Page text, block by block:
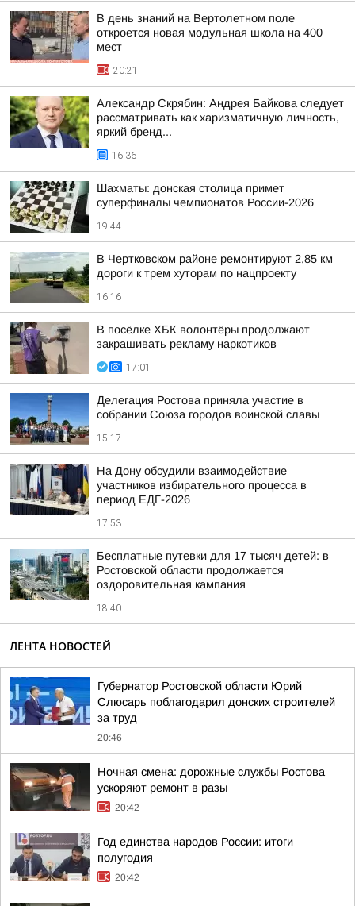
В день знаний на Вертолетном поле
откроется новая модульная школа на 400
мест
20:21
Александр Скрябин: Андрея Байкова следует
рассматривать как харизматичную личность,
яркий бренд...
16:36
Шахматы: донская столица примет
суперфиналы чемпионатов России-2026
19:44
В Чертковском районе ремонтируют 2,85 км
дороги к трем хуторам по нацпроекту
16:16
В посёлке ХБК волонтёры продолжают
закрашивать рекламу наркотиков
17:01
Делегация Ростова приняла участие в
собрании Союза городов воинской славы
15:17
На Дону обсудили взаимодействие
участников избирательного процесса в
период ЕДГ-2026
17:53
Бесплатные путевки для 17 тысяч детей: в
Ростовской области продолжается
оздоровительная кампания
18:40
ЛЕНТА НОВОСТЕЙ
Губернатор Ростовской области Юрий
Слюсарь поблагодарил донских строителей
за труд
20:46
Ночная смена: дорожные службы Ростова
ускоряют ремонт в разы
20:42
Год единства народов России: итоги
полугодия
20:42